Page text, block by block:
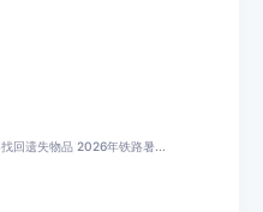
回遗失物品 2026年铁路暑...